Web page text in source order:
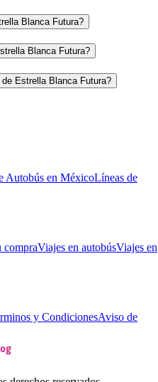
Blanca Futura?
Blanca Futura?
Estrella Blanca Futura?
Autobús en MéxicoLíneas de
compraViajes en autobúsViajes en
y CondicionesAviso de